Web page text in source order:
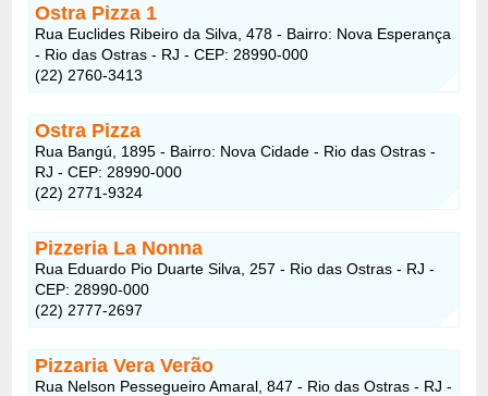
Ostra Pizza 1
Rua Euclides Ribeiro da Silva, 478 - Bairro: Nova Esperança
- Rio das Ostras - RJ - CEP: 28990-000
(22) 2760-3413
Ostra Pizza
Rua Bangú, 1895 - Bairro: Nova Cidade - Rio das Ostras -
RJ - CEP: 28990-000
(22) 2771-9324
Pizzeria La Nonna
Rua Eduardo Pio Duarte Silva, 257 - Rio das Ostras - RJ -
CEP: 28990-000
(22) 2777-2697
Pizzaria Vera Verão
Rua Nelson Pessegueiro Amaral, 847 - Rio das Ostras - RJ -